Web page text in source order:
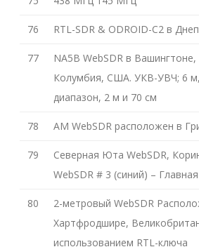
76 RTL-SDR & ODROID-C2 в
77
NA5B WebSDR в Вашингтоне,
Колумбия, США. УКВ-УВЧ; 6
диапазон, 2 м и 70 см
78 AM WebSDR расположен в
79
Северная Юта WebSDR,
WebSDR # 3 (синий) –
80
2-метровый WebSDR
Хартфродшире,
использованием RTL-ключа